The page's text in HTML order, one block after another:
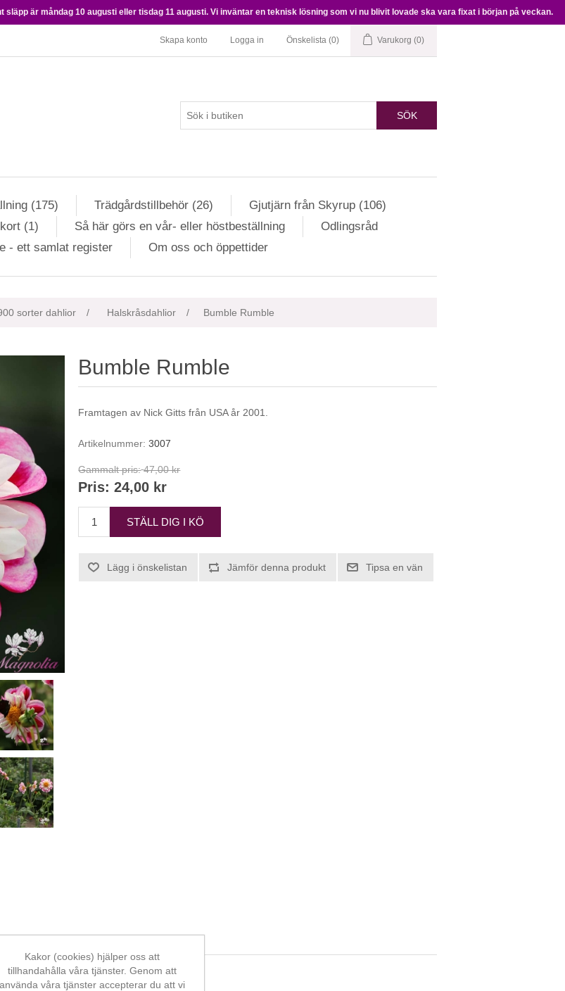
är måndag 10 augusti eller tisdag 11 augusti. Vi inväntar en teknisk lösning som vi nu blivit lovade ska vara fixat i början på veckan.
Skapa konto Logga in Önskelista (0) Varukorg (0)
SÖK
(175) Trädgårdstillbehör (26)
Gjutjärn från Skyrup (106)
(1) Så här görs en vår- eller höstbeställning
Odlingsråd
- ett samlat register
Om oss och öppettider
sorter dahlior / Halskråsdahlior / Bumble Rumble
Bumble Rumble
Framtagen av Nick Gitts från USA år 2001.
Artikelnummer: 3007
Gammalt pris: 47,00 kr
Pris: 24,00 kr
STÄLL DIG I KÖ
Lägg i önskelistan Jämför denna produkt Tipsa en vän
Kakor (cookies) hjälper oss att
tillhandahålla våra tjänster. Genom att
använda våra tjänster accepterar du att vi